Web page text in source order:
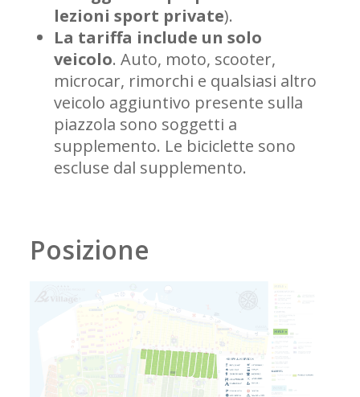
lezioni sport private).
La tariffa include un solo
veicolo. Auto, moto, scooter,
microcar, rimorchi e qualsiasi altro
veicolo aggiuntivo presente sulla
piazzola sono soggetti a
supplemento. Le biciclette sono
escluse dal supplemento.
Posizione